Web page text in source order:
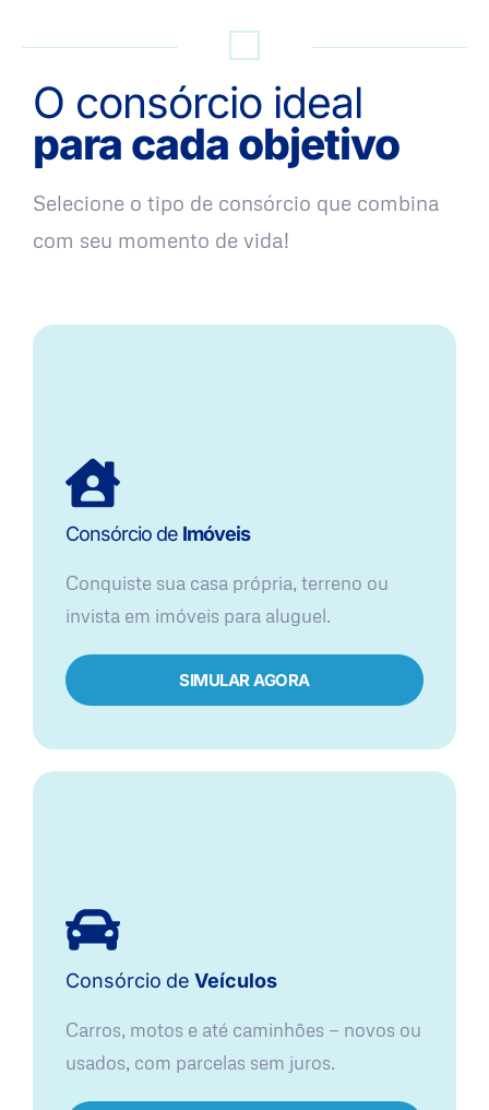
O consórcio ideal
para cada objetivo
Selecione o tipo de consórcio que combina
com seu momento de vida!
Consórcio de Imóveis
Conquiste sua casa própria, terreno ou
invista em imóveis para aluguel.
SIMULAR AGORA​
Consórcio de Veículos
Carros, motos e até caminhões — novos ou
usados, com parcelas sem juros.